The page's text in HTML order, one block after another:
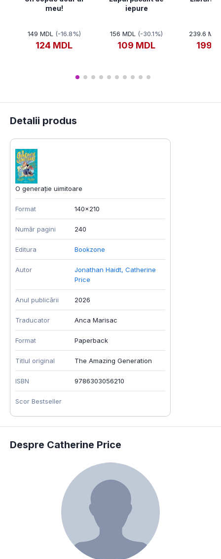
meu!
149 MDL (-16.8%)
124 MDL
iepure
156 MDL (-30.1%)
109 MDL
239.6 MDL
Detalii produs
O generație uimitoare
Format 140x210
Număr pagini 240
Editura Bookzone
Autor Jonathan Haidt, Catherine
Price
Anul publicării 2026
Traducator Anca Marisac
Format Paperback
Titlul original The Amazing Generation
ISBN 9786303056210
Scor Bestseller
Despre Catherine Price